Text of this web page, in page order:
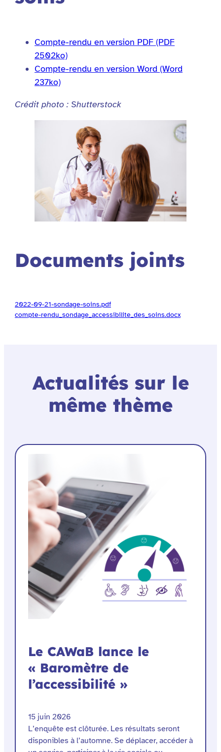
Compte-rendu en version PDF (PDF
2502ko)
Compte-rendu en version Word (Word
237ko)
Crédit photo : Shutterstock
Documents joints
2022-09-21-sondage-soins.pdf
compte-rendu_sondage_accessibilite_des_soins.docx
Actualités sur le
même thème
Le CAWaB lance le
« Baromètre de
l’accessibilité »
15 juin 2026
L’enquête est clôturée. Les résultats seront
disponibles à l’automne. Se déplacer, accéder à